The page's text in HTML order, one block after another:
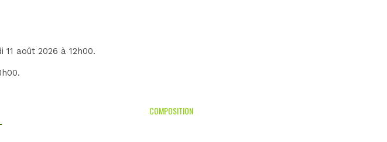
11 août 2026 à 12h00.
COMPOSITION